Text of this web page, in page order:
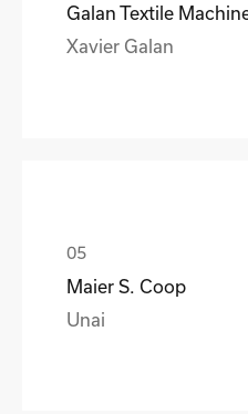
Galan Textile
Xavier Galan
Maier S. Coop
Unai